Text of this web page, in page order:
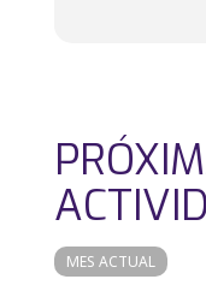
MES ACTUAL